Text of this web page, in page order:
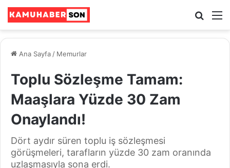
Ara
Ana Sayfa / Memurlar
Toplu Sözleşme Tamam:
Maaşlara Yüzde 30 Zam
Onaylandı!
Dört aydır süren toplu iş sözleşmesi
görüşmeleri, tarafların yüzde 30 zam oranında
uzlaşmasıyla sona erdi.